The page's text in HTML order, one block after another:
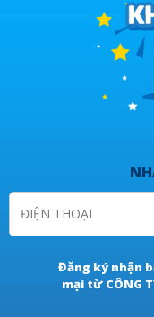
Đăng ký nhận
mại từ CÔNG